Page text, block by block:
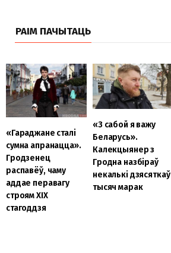
РАІМ ПАЧЫТАЦЬ
«Гараджане сталі
сумна апранацца».
Гродзенец
распавёў, чаму
аддае перавагу
строям ХІХ
стагоддзя
«З сабой я важу
Беларусь».
Калекцыянер з
Гродна назбіраў
некалькі дзясяткаў
тысяч марак